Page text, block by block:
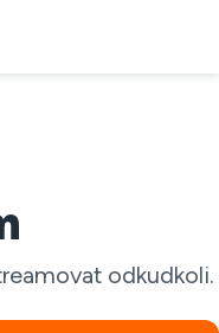
odkudkoli.